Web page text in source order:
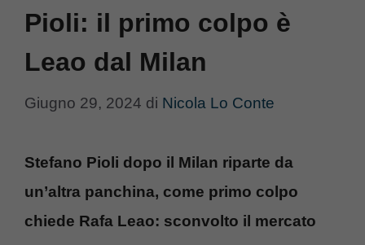
Pioli: il primo colpo è
Leao dal Milan
Giugno 29, 2024 di Nicola Lo Conte
Stefano Pioli dopo il Milan riparte da
un’altra panchina, come primo colpo
chiede Rafa Leao: sconvolto il mercato